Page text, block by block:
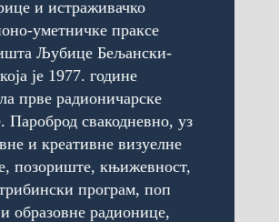
и истраживачко
уметничке праксе
Љубице Бељански-
је 1977. године
прве радионичарске
Пароброд свакодневно, уз
и креативне визуелне
позориште, књижевност,
програм, поп
образовне радионице,